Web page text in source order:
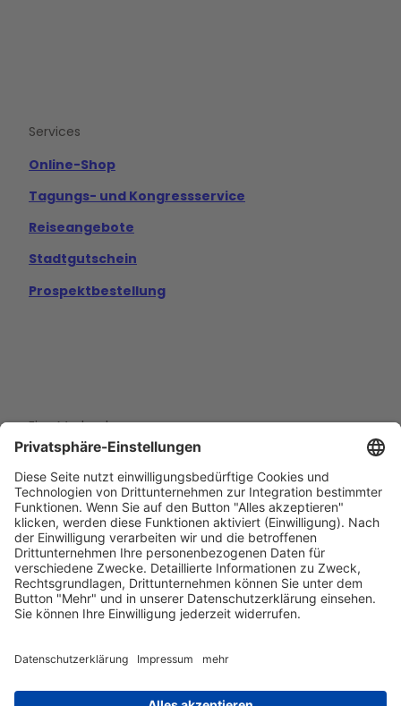
o e
m
Services
Online-Shop
Tagungs- und Kongressservice
Reiseangebote
Stadtgutschein
Prospektbestellung
Eine Marke der
Wolfsburg Wirtschaft und Marketing GmbH
Porschestraße 26
38440 Wolfsburg
+49 5361 89994-0
info@wmg-wolfsburg.de
Datenschutz